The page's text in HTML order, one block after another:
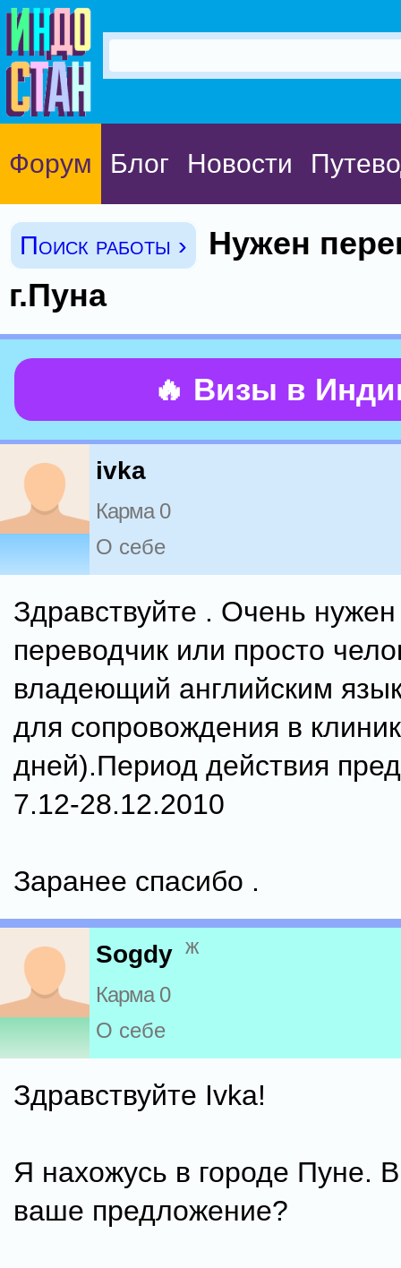
Форум Блог Новости
Поиск работы ›
Нужен
г.Пуна
🔥 Визы в
ivka
Карма 0
О себе
Здравствуйте . Очень нужен
переводчик или просто
владеющий английским
для сопровождения в
дней).Период действия
7.12-28.12.2010
Заранее спасибо .
Sogdy ж
Карма 0
О себе
Здравствуйте Ivka!
Я нахожусь в городе Пуне.
ваше предложение?